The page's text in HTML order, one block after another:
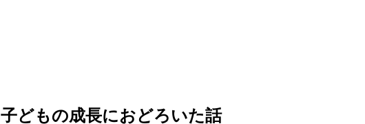
子どもの成長におどろいた話